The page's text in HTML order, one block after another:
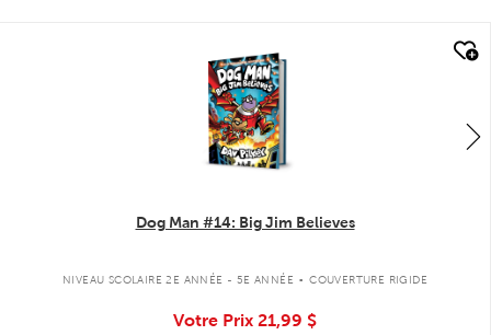
Dog Man #14: Big Jim Believes
NIVEAU SCOLAIRE 2E ANNÉE - 5E ANNÉE . COUVERTURE RIGIDE
Votre Prix 21,99 $